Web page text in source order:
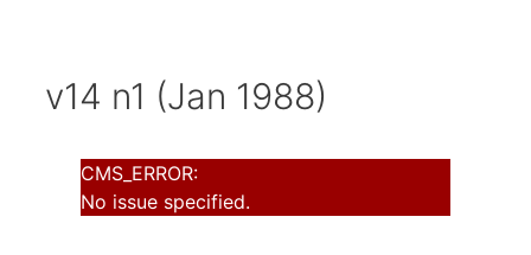
v14 n1 (Jan 1988)
CMS_ERROR:
No issue specified.